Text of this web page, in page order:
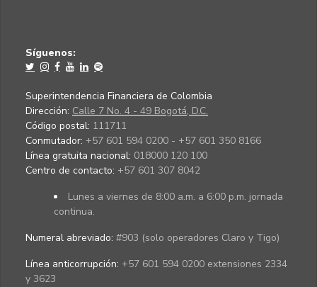
Síguenos:
Superintendencia Financiera de Colombia
Dirección: Calle 7 No. 4 - 49 Bogotá, D.C.
Código postal: 111711
Conmutador: +57 601 594 0200 - +57 601 350 8166
Línea gratuita nacional: 018000 120 100
Centro de contacto: +57 601 307 8042
Lunes a viernes de 8:00 a.m. a 6:00 p.m. jornada
continua.
Numeral abreviado: #903 (solo operadores Claro y Tigo)
Línea anticorrupción: +57 601 594 0200 extensiones 2334
y 3623